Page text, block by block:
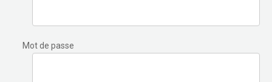
Mot de passe